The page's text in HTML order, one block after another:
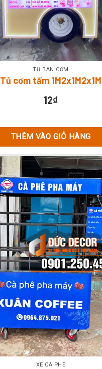
TỦ BÁN CƠM
Tủ cơm tấm 1M2x1M2x1M
12₫
THÊM VÀO GIỎ HÀNG
XE CÀ PHÊ